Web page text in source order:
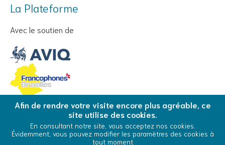
La Plateforme
Avec le soutien de
© Copyright 2026 La Plateforme - Tous droits réservés
Conditions Générales d’Utilisation
Cookies
Afin de rendre votre visite encore plus agréable, ce
site utilise des cookies.
En consultant notre site, vous acceptez nos cookies.
Évidemment, vous pouvez modifier les paramètres des cookies à
tout moment